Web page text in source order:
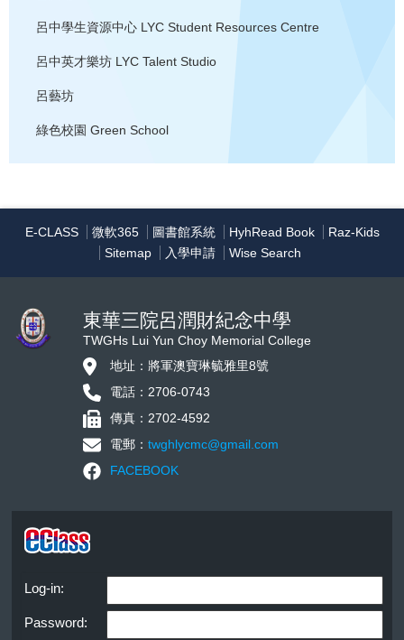
呂中學生資源中心 LYC Student Resources Centre
呂中英才樂坊 LYC Talent Studio
呂藝坊
綠色校園 Green School
E-CLASS 微軟365 圖書館系統 HyhRead Book
Raz-Kids
Sitemap
入學申請 Wise Search
東華三院呂潤財紀念中學
TWGHs Lui Yun Choy Memorial College
地址：將軍澳寶琳毓雅里8號
電話：2706-0743
傳真：2702-4592
電郵：twghlycmc@gmail.com
FACEBOOK
Log-in:
Password: